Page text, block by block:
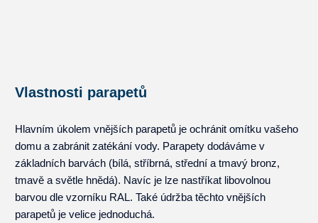
Vlastnosti parapetů
Hlavním úkolem vnějších parapetů je ochránit omítku vašeho
domu a zabránit zatékání vody. Parapety dodáváme v
základních barvách (bílá, stříbrná, střední a tmavý bronz,
tmavě a světle hnědá). Navíc je lze nastříkat libovolnou
barvou dle vzorníku RAL. Také údržba těchto vnějších
parapetů je velice jednoduchá.